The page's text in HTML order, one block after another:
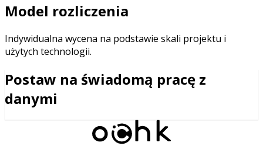
Model rozliczenia
Indywidualna wycena na podstawie skali projektu i
użytych technologii.
Postaw na świadomą pracę z
danymi